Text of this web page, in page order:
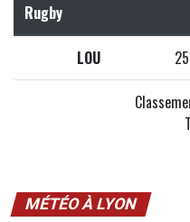
Rugby
LOU 25
MÉTÉO À LYON